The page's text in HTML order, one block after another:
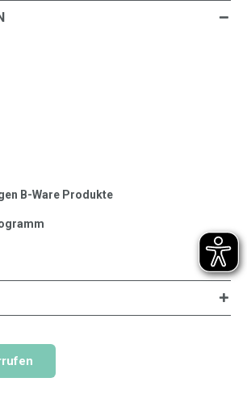
B-Ware Produkte